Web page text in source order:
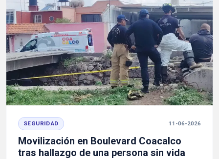
SEGURIDAD 11-06-2026
Movilización en Boulevard Coacalco
tras hallazgo de una persona sin vida